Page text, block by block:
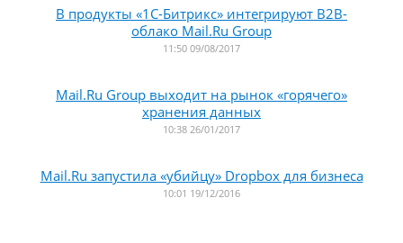
В продукты «1С-Битрикс» интегрируют B2B-
облако Mail.Ru Group
11:50 09/08/2017
Mail.Ru Group выходит на рынок «горячего»
хранения данных
10:38 26/01/2017
Mail.Ru запустила «убийцу» Dropbox для бизнеса
10:01 19/12/2016